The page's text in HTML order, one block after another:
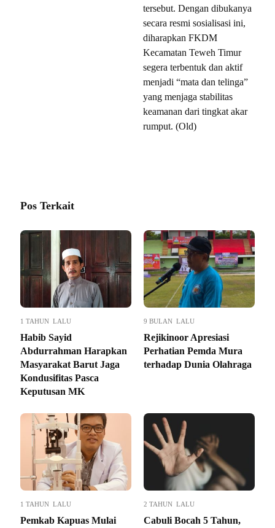
tersebut. Dengan dibukanya
secara resmi sosialisasi ini,
diharapkan FKDM
Kecamatan Teweh Timur
segera terbentuk dan aktif
menjadi “mata dan telinga”
yang menjaga stabilitas
keamanan dari tingkat akar
rumput. (Old)
Pos Terkait
1 TAHUN LALU
Habib Sayid
Abdurrahman Harapkan
Masyarakat Barut Jaga
Kondusifitas Pasca
Keputusan MK
9 BULAN LALU
Rejikinoor Apresiasi
Perhatian Pemda Mura
terhadap Dunia Olahraga
1 TAHUN LALU
Pemkab Kapuas Mulai
2 TAHUN LALU
Cabuli Bocah 5 Tahun,